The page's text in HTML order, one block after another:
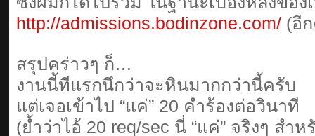
http://admissions.bodinzone.com/ (อี
สรุปคร่าวๆ ก็…
งานนี้ทีแรกนึกว่าจะหินมากกว่านี้ครับ
แต่เจอเข้าไป “แค่” 20 คำร้องต่อวินาที
(ย้ำว่าไอ้ 20 req/sec นี่ “แค่” จริงๆ สำห